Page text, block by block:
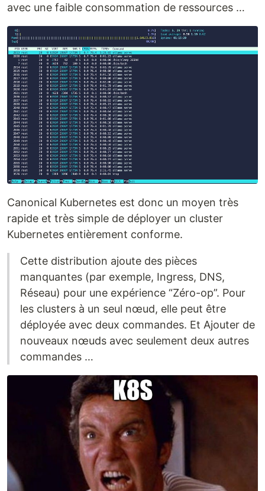
avec une faible consommation de ressources …
Canonical Kubernetes est donc un moyen très
rapide et très simple de déployer un cluster
Kubernetes entièrement conforme.
Cette distribution ajoute des pièces
manquantes (par exemple, Ingress, DNS,
Réseau) pour une expérience “Zéro-op”. Pour
les clusters à un seul nœud, elle peut être
déployée avec deux commandes. Et Ajouter de
nouveaux nœuds avec seulement deux autres
commandes …